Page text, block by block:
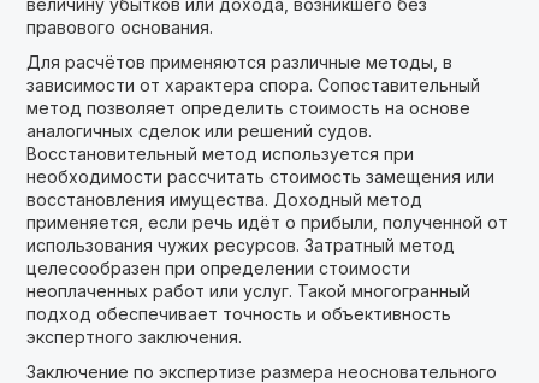
величину убытков или дохода, возникшего без
правового основания.
Для расчётов применяются различные методы, в
зависимости от характера спора. Сопоставительный
метод позволяет определить стоимость на основе
аналогичных сделок или решений судов.
Восстановительный метод используется при
необходимости рассчитать стоимость замещения или
восстановления имущества. Доходный метод
применяется, если речь идёт о прибыли, полученной от
использования чужих ресурсов. Затратный метод
целесообразен при определении стоимости
неоплаченных работ или услуг. Такой многогранный
подход обеспечивает точность и объективность
экспертного заключения.
Заключение по экспертизе размера неосновательного